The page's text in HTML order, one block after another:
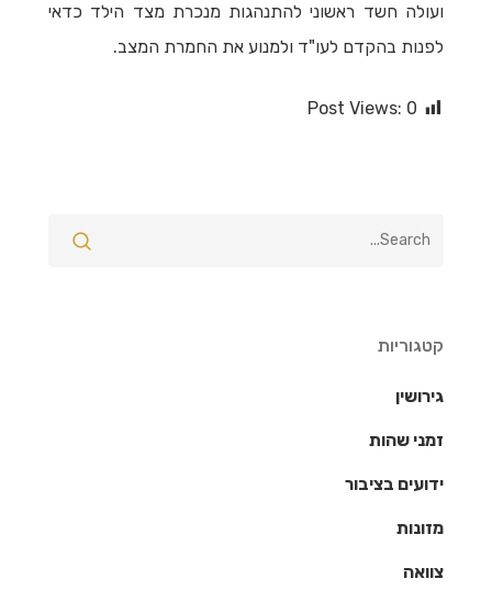
ועולה חשד ראשוני להתנהגות מנכרת מצד הילד כדאי
לפנות בהקדם לעו"ד ולמנוע את החמרת המצב.
Post Views: 0
קטגוריות
גירושין
זמני שהות
ידועים בציבור
מזונות
צוואה